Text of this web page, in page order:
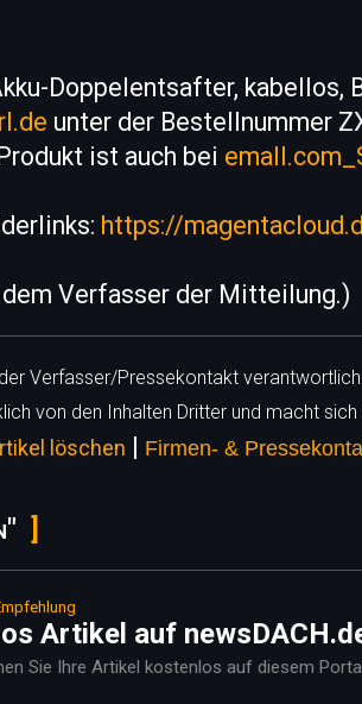
Doppelentsafter, kabellos,
unter der Bestellnummer
ist auch bei
https://
Verfasser der Mitteilung.)
Verfasser/Pressekontakt
von den Inhalten Dritter und macht
löschen | Firmen- &
Artikel auf
Sie Ihre Artikel kostenlos auf diesem